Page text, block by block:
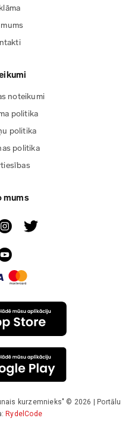
noteikumi
politika
politika
politika
mums
kurzemnieks" © 2026 | Portālu
RydelCode